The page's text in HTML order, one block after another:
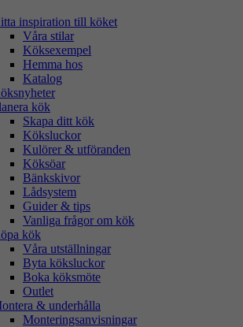
inspiration till köket
Våra stilar
Köksexempel
Hemma hos
Katalog
kök
Skapa ditt kök
Köksluckor
Kulörer & utföranden
Köksöar
Bänkskivor
Lådsystem
Guider & tips
Vanliga frågor om kök
kök
Våra utställningar
Byta köksluckor
Boka köksmöte
Outlet
& underhålla
Monteringsanvisningar